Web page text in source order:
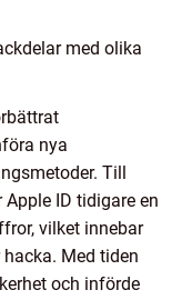
med olika
nya
Till
ID tidigare en
vilket innebar
Med tiden
och införde